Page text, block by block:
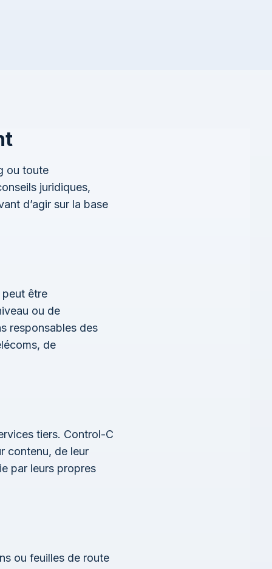
ou toute
juridiques,
d’agir sur la base
être
ou de
responsables des
de
tiers. Control-C
contenu, de leur
par leurs propres
ou feuilles de route